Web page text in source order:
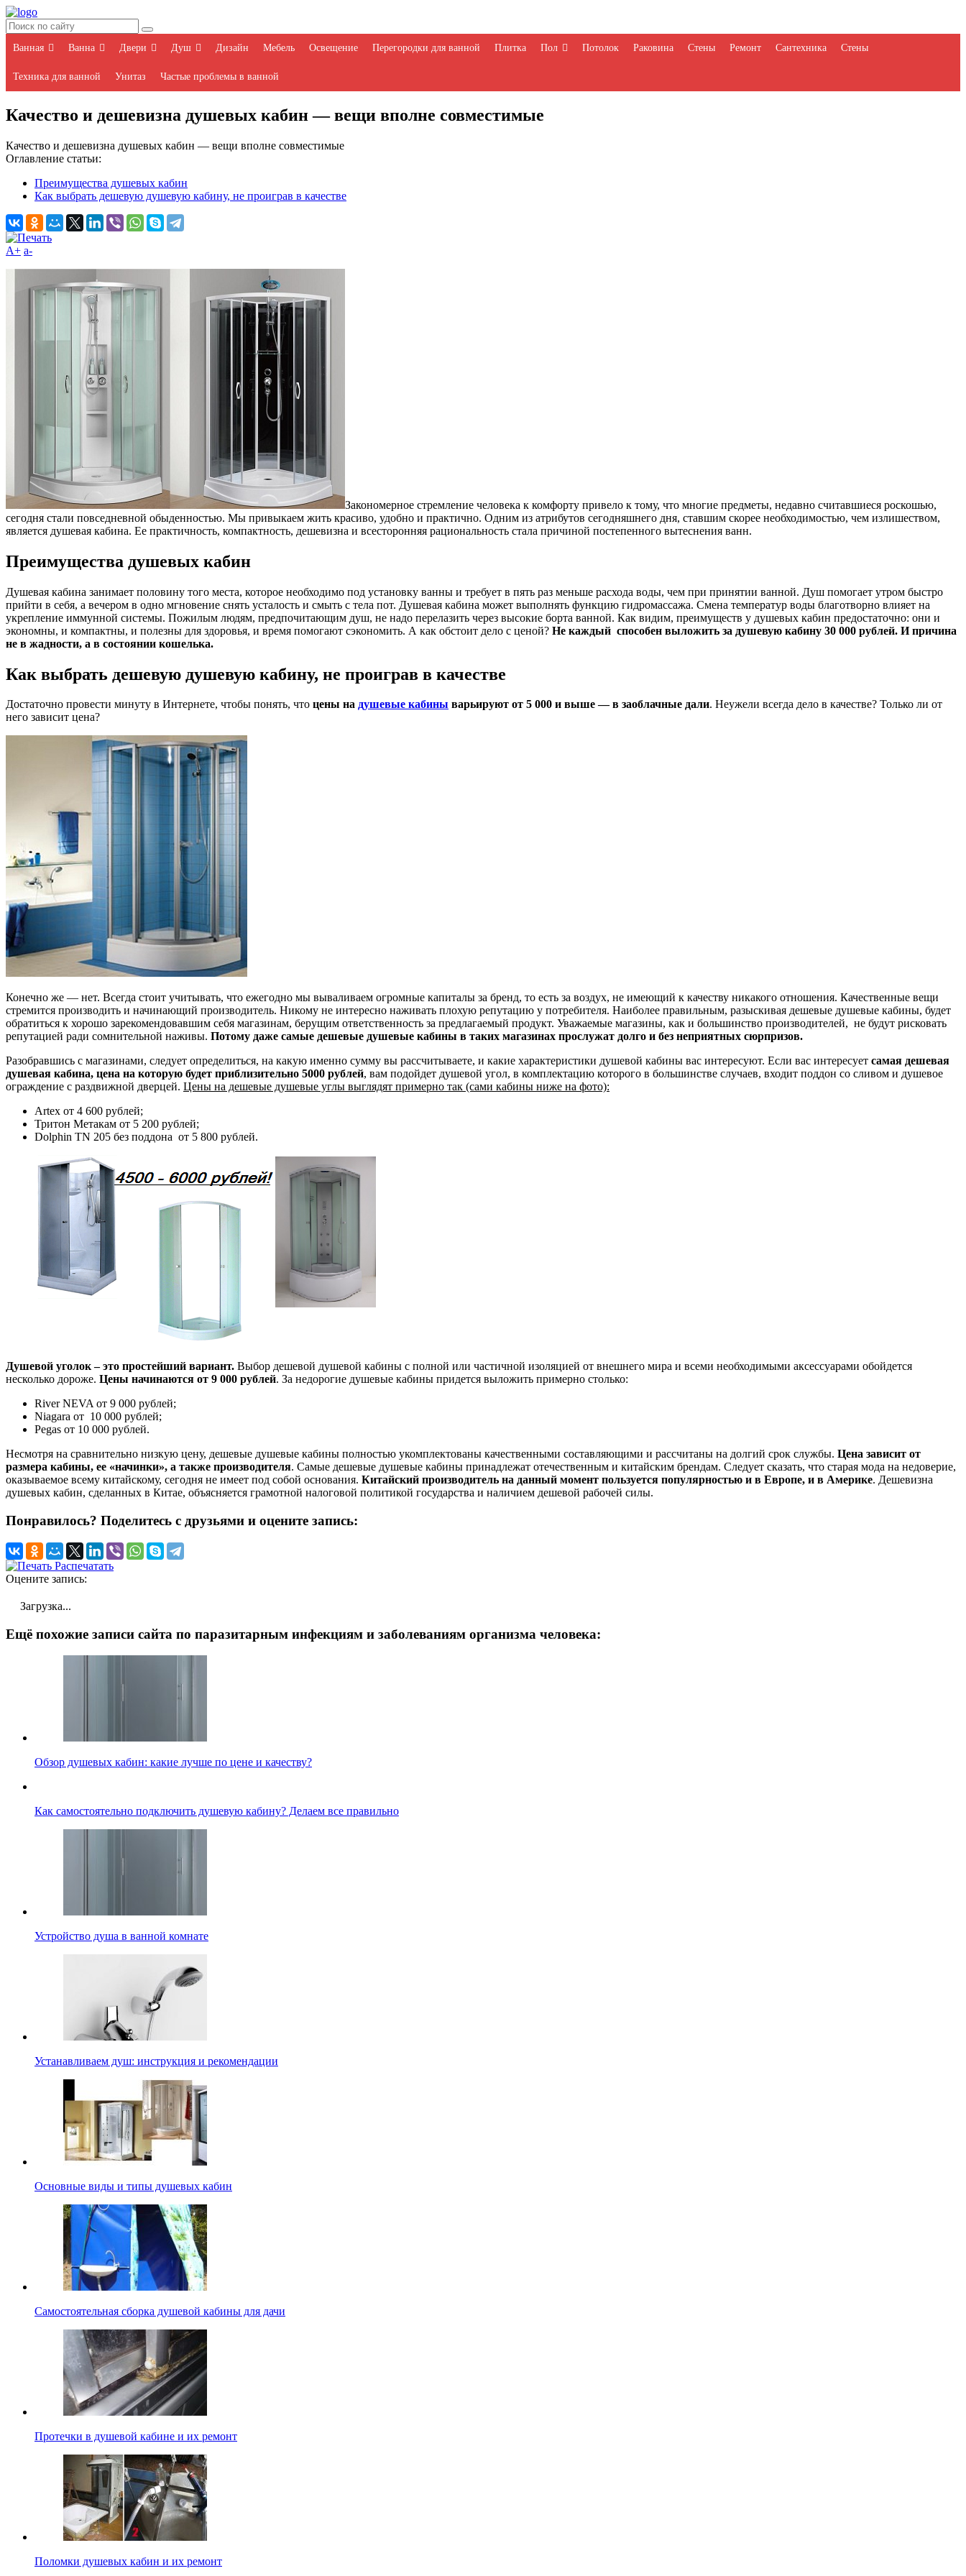
Ванная Ванна Двери Душ Дизайн Мебель Освещение Перегородки для ванной Плитка Пол Потолок Раковина Стены Ремонт Сантехника Стены
Техника для ванной Унитаз Частые проблемы в ванной
Качество и дешевизна душевых кабин — вещи вполне совместимые
Качество и дешевизна душевых кабин — вещи вполне совместимые
Оглавление статьи:
Преимущества душевых кабин
Как выбрать дешевую душевую кабину, не проиграв в качестве
A+ а-
Закономерное стремление человека к комфорту привело к тому, что многие предметы, недавно считавшиеся роскошью,
сегодня стали повседневной обыденностью. Мы привыкаем жить красиво, удобно и практично. Одним из атрибутов сегодняшнего дня, ставшим скорее необходимостью, чем излишеством,
является душевая кабина. Ее практичность, компактность, дешевизна и всесторонняя рациональность стала причиной постепенного вытеснения ванн.
Преимущества душевых кабин
Душевая кабина занимает половину того места, которое необходимо под установку ванны и требует в пять раз меньше расхода воды, чем при принятии ванной. Душ помогает утром быстро
прийти в себя, а вечером в одно мгновение снять усталость и смыть с тела пот. Душевая кабина может выполнять функцию гидромассажа. Смена температур воды благотворно влияет на
укрепление иммунной системы. Пожилым людям, предпочитающим душ, не надо перелазить через высокие борта ванной. Как видим, преимуществ у душевых кабин предостаточно: они и
экономны, и компактны, и полезны для здоровья, и время помогают сэкономить. А как обстоит дело с ценой? Не каждый способен выложить за душевую кабину 30 000 рублей. И причина
не в жадности, а в состоянии кошелька.
Как выбрать дешевую душевую кабину, не проиграв в качестве
Достаточно провести минуту в Интернете, чтобы понять, что цены на душевые кабины варьируют от 5 000 и выше — в заоблачные дали. Неужели всегда дело в качестве? Только ли от
него зависит цена?
Конечно же — нет. Всегда стоит учитывать, что ежегодно мы вываливаем огромные капиталы за бренд, то есть за воздух, не имеющий к качеству никакого отношения. Качественные вещи
стремится производить и начинающий производитель. Никому не интересно наживать плохую репутацию у потребителя. Наиболее правильным, разыскивая дешевые душевые кабины, будет
обратиться к хорошо зарекомендовавшим себя магазинам, берущим ответственность за предлагаемый продукт. Уважаемые магазины, как и большинство производителей, не будут рисковать
репутацией ради сомнительной наживы. Потому даже самые дешевые душевые кабины в таких магазинах прослужат долго и без неприятных сюрпризов.
Разобравшись с магазинами, следует определиться, на какую именно сумму вы рассчитываете, и какие характеристики душевой кабины вас интересуют. Если вас интересует самая дешевая
душевая кабина, цена на которую будет приблизительно 5000 рублей, вам подойдет душевой угол, в комплектацию которого в большинстве случаев, входит поддон со сливом и душевое
ограждение с раздвижной дверцей. Цены на дешевые душевые углы выглядят примерно так (сами кабины ниже на фото):
Artex от 4 600 рублей;
Тритон Метакам от 5 200 рублей;
Dolphin TN 205 без поддона от 5 800 рублей.
Душевой уголок – это простейший вариант. Выбор дешевой душевой кабины с полной или частичной изоляцией от внешнего мира и всеми необходимыми аксессуарами обойдется
несколько дороже. Цены начинаются от 9 000 рублей. За недорогие душевые кабины придется выложить примерно столько:
River NEVA от 9 000 рублей;
Niagara от 10 000 рублей;
Pegas от 10 000 рублей.
Несмотря на сравнительно низкую цену, дешевые душевые кабины полностью укомплектованы качественными составляющими и рассчитаны на долгий срок службы. Цена зависит от
размера кабины, ее «начинки», а также производителя. Самые дешевые душевые кабины принадлежат отечественным и китайским брендам. Следует сказать, что старая мода на недоверие,
оказываемое всему китайскому, сегодня не имеет под собой основания. Китайский производитель на данный момент пользуется популярностью и в Европе, и в Америке. Дешевизна
душевых кабин, сделанных в Китае, объясняется грамотной налоговой политикой государства и наличием дешевой рабочей силы.
Понравилось? Поделитесь с друзьями и оцените запись:
Распечатать
Оцените запись:
Загрузка...
Ещё похожие записи сайта по паразитарным инфекциям и заболеваниям организма человека:
Обзор душевых кабин: какие лучше по цене и качеству?
Как самостоятельно подключить душевую кабину? Делаем все правильно
Устройство душа в ванной комнате
Устанавливаем душ: инструкция и рекомендации
Основные виды и типы душевых кабин
Самостоятельная сборка душевой кабины для дачи
Протечки в душевой кабине и их ремонт
Поломки душевых кабин и их ремонт